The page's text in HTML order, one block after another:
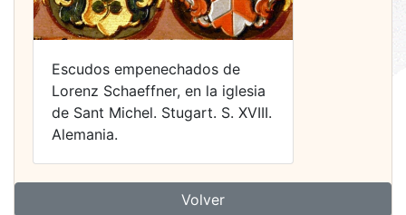
Escudos empenechados de
Lorenz Schaeffner, en la iglesia
de Sant Michel. Stugart. S. XVIII.
Alemania.
Volver